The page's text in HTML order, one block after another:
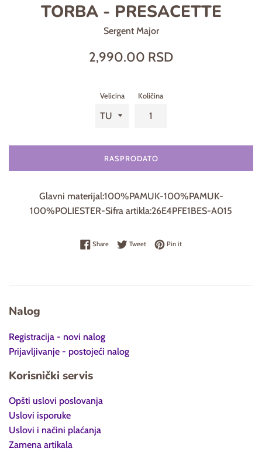
TORBA - PRESACETTE
Sergent Major
Regularna
2,990.00 RSD
Velicina Količina
RASPRODATO
Glavni materijal:100%PAMUK-100%PAMUK-
100%POLIESTER-Sifra artikla:26E4PFE1BES-A015
ShareShare on Facebook
TweetTweet on Twitter
Pin itPin on Pinterest
Nalog
Registracija - novi nalog
Prijavljivanje - postojeći nalog
Korisnički servis
Opšti uslovi poslovanja
Uslovi isporuke
Uslovi i načini plaćanja
Zamena artikala